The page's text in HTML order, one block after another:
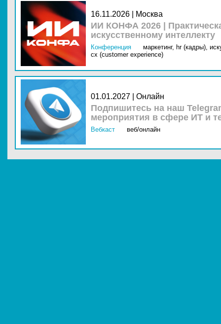
16.11.2026 | Москва
ИИ КОНФА 2026 |
искусственному интеллекту
Конференция маркетинг, hr (кадры),
cx (customer experience)
01.01.2027 | Онлайн
Подпишитесь на наш
мероприятия в сфере ИТ и
Вебкаст веб/онлайн